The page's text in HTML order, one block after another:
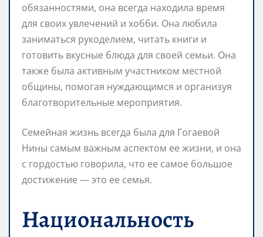
обязанностями, она всегда находила время
для своих увлечений и хобби. Она любила
заниматься рукоделием, читать книги и
готовить вкусные блюда для своей семьи. Она
также была активным участником местной
общины, помогая нуждающимся и организуя
благотворительные мероприятия.
Семейная жизнь всегда была для Гогаевой
Нины самым важным аспектом ее жизни, и она
с гордостью говорила, что ее самое большое
достижение — это ее семья.
Национальность